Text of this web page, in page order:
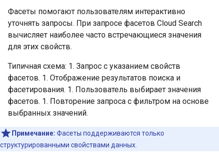
Фасеты помогают пользователям интерактивно
уточнять запросы. При запросе фасетов Cloud Search
вычисляет наиболее часто встречающиеся значения
для этих свойств.
Типичная схема: 1. Запрос с указанием свойств
фасетов. 1. Отображение результатов поиска и
фасетирования. 1. Пользователь выбирает значения
фасетов. 1. Повторение запроса с фильтром на основе
выбранных значений.
Примечание: Фасеты поддерживаются только
структурированными свойствами данных.